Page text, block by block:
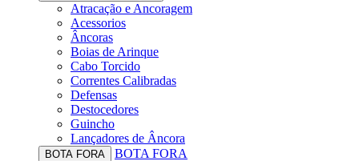
Atracação e Ancoragem
Acessorios
Âncoras
Boias de Arinque
Cabo Torcido
Correntes Calibradas
Defensas
Destocedores
Guincho
Lançadores de Âncora
BOTA FORA
BOTA FORA